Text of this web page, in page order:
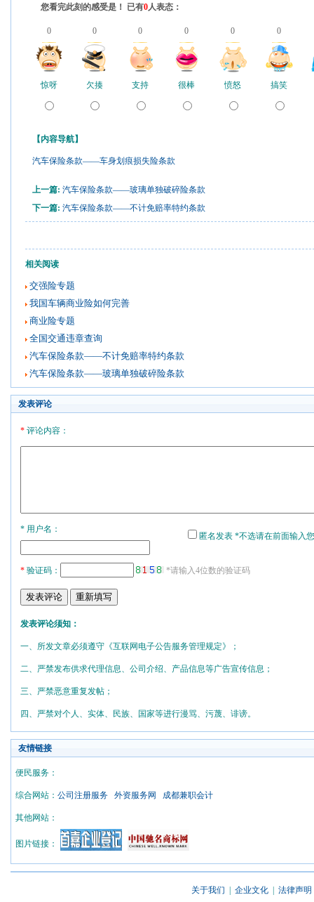
您看完此刻的感受是！ 已有0人表态：
0 0 0 0 0 0
惊呀 欠揍 支持 很棒 愤怒 搞笑
【内容导航】
汽车保险条款——车身划痕损失险条款
上一篇: 汽车保险条款——玻璃单独破碎险条款
下一篇: 汽车保险条款——不计免赔率特约条款
相关阅读
交强险专题
我国车辆商业险如何完善
商业险专题
全国交通违章查询
汽车保险条款——不计免赔率特约条款
汽车保险条款——玻璃单独破碎险条款
发表评论
*评论内容：
* 用户名：
匿名发表 *不选请在前面输入
*验证码： *请输入4位数的验证码
发表评论须知：
一、所发文章必须遵守《互联网电子公告服务管理规定》；
二、严禁发布供求代理信息、公司介绍、产品信息等广告宣传信息；
三、严禁恶意重复发帖；
四、严禁对个人、实体、民族、国家等进行漫骂、污蔑、诽谤。
友情链接
便民服务：
综合网站： 公司注册服务 外资服务网 成都兼职会计
其他网站：
图片链接：
关于我们 | 企业文化 | 法律声明